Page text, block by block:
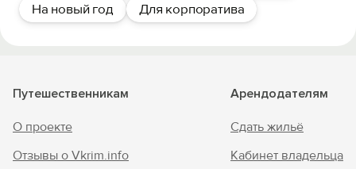
На новый год
Для корпоратива
Путешественникам
О проекте
Отзывы о Vkrim.info
Арендодателям
Сдать жильё
Кабинет владельца